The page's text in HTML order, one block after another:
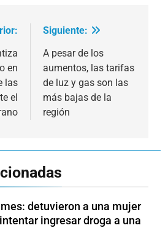
en
las
el
Siguiente:
A pesar de los
aumentos, las tarifas
de luz y gas son las
más bajas de la
región
detuvieron a una mujer
ingresar droga a una